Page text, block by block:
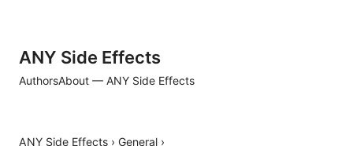
ANY Side Effects
AuthorsAbout — ANY Side Effects
ANY Side Effects › General ›